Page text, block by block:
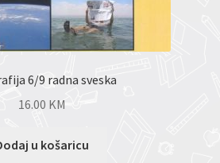
6/9 radna sveska
16.00 KM
u košaricu